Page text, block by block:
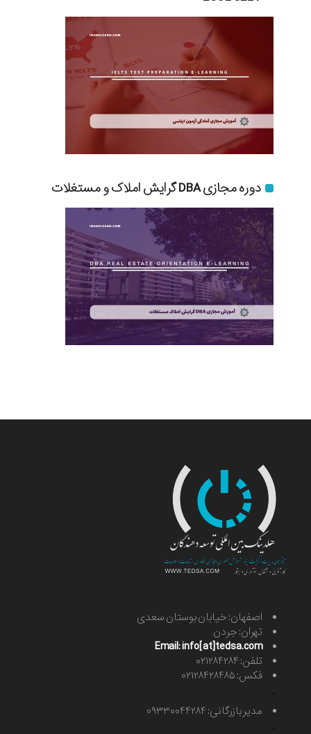
دوره مجازی DBA گرایش املاک و مستغلات
اصفهان: خیابان بوستان سعدی
تهران: جردن
Email: info[at]tedsa.com
تلفن: ۰۲۱۲۸۴۲۸۴
فکس: ۰۲۱۲۸۴۲۸۴۸۵
مدیر بازرگانی: ۰۹۳۳۰۰۴۴۲۸۴